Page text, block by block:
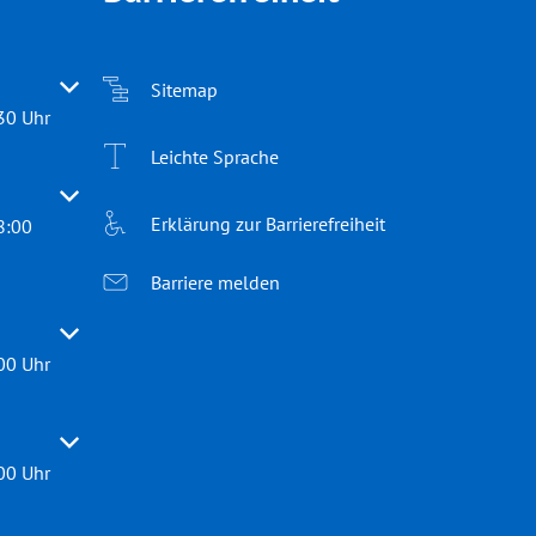
Schließzeiten auszublenden
Uhr
Schließzeiten auszublenden
Schließzeiten auszublenden
Uhr
Schließzeiten auszublenden
Uhr
Sitemap
Leichte Sprache
Erklärung zur Barrierefreiheit
Barriere melden